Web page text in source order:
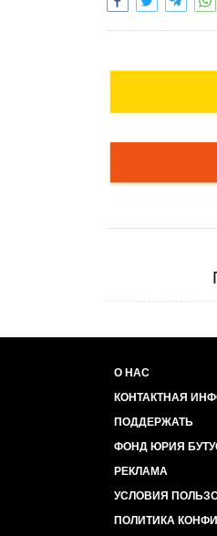
О НАС
КОНТАКТНАЯ
ПОДДЕРЖАТЬ
ФОНД ЮРИЯ
РЕКЛАМА
УСЛОВИЯ
ПОЛИТИКА